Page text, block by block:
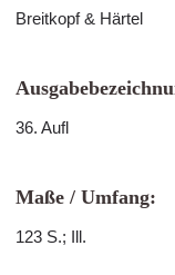
Breitkopf & Härtel
36. Aufl
Maße / Umfang:
123 S.; Ill.